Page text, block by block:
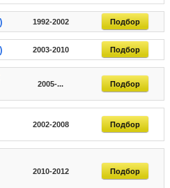
1992-2002 Подбор
2003-2010 Подбор
2005-... Подбор
2002-2008 Подбор
2010-2012 Подбор